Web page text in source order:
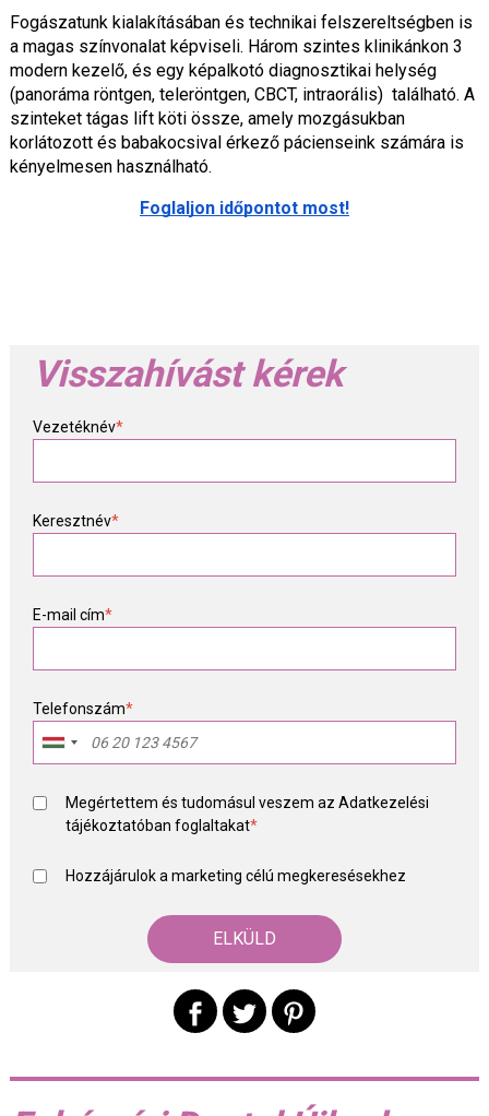
Fogászatunk kialakításában és technikai felszereltségben is
a magas színvonalat képviseli. Három szintes klinikánkon 3
modern kezelő, és egy képalkotó diagnosztikai helység
(panoráma röntgen, teleröntgen, CBCT, intraorális) található. A
szinteket tágas lift köti össze, amely mozgásukban
korlátozott és babakocsival érkező pácienseink számára is
kényelmesen használható.
Foglaljon időpontot most!
Visszahívást kérek
Vezetéknév*
Keresztnév*
E-mail cím*
Telefonszám*
Megértettem és tudomásul veszem azAdatkezelési
tájékoztatóban foglaltakat*
Hozzájárulok a marketing célú megkeresésekhez